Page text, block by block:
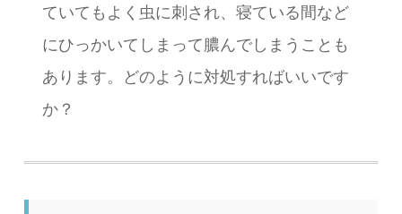
ていてもよく虫に刺され、寝ている間など
にひっかいてしまって膿んでしまうことも
あります。どのように対処すればいいです
か？